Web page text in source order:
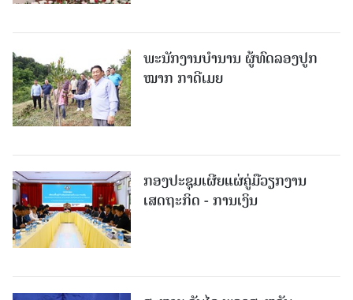
ພະ​ນັກ​ງານ​ບຳ​ນານ ​ຜູ້​ທົດລອງປູກ
ໝາກ ກາດີເມຍ
ກອງປະຊຸມເຜີຍແຜ່ຄູ່ມືວຽກງານ
ເສດຖະກິດ - ການເງິນ